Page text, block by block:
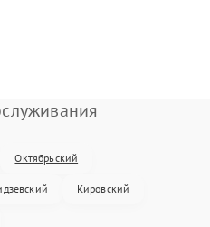
Октябрьский
Кировский